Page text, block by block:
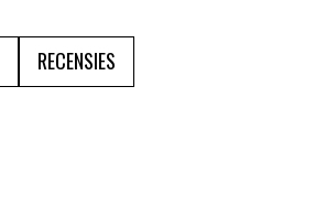
RECENSIES